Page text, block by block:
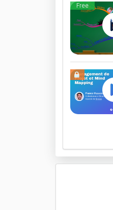
Free